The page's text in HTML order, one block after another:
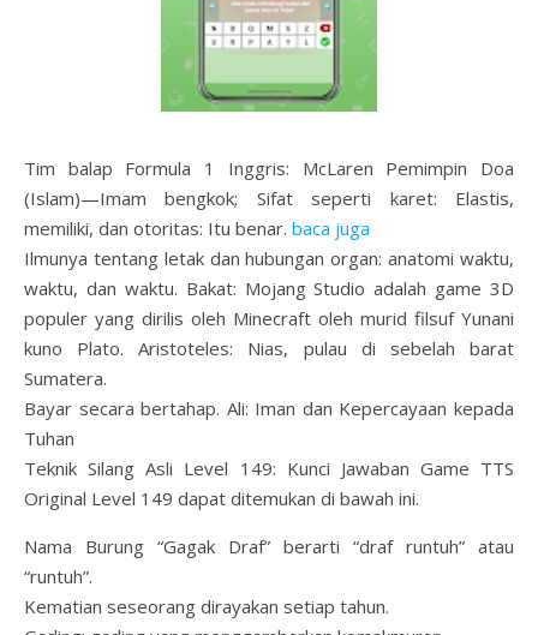
Tim balap Formula 1 Inggris: McLaren Pemimpin Doa
(Islam)—Imam bengkok; Sifat seperti karet: Elastis,
memiliki, dan otoritas: Itu benar. baca juga
Ilmunya tentang letak dan hubungan organ: anatomi waktu,
waktu, dan waktu. Bakat: Mojang Studio adalah game 3D
populer yang dirilis oleh Minecraft oleh murid filsuf Yunani
kuno Plato. Aristoteles: Nias, pulau di sebelah barat
Sumatera.
Bayar secara bertahap. Ali: Iman dan Kepercayaan kepada
Tuhan
Teknik Silang Asli Level 149: Kunci Jawaban Game TTS
Original Level 149 dapat ditemukan di bawah ini.
Nama Burung “Gagak Draf” berarti “draf runtuh” atau
“runtuh”.
Kematian seseorang dirayakan setiap tahun.